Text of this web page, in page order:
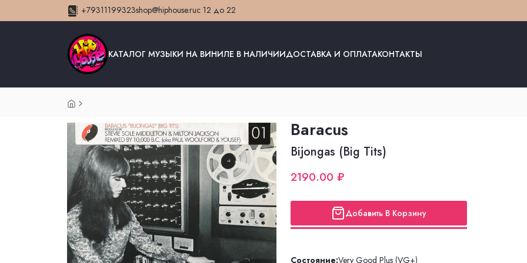
+79311199323shop@hiphouse.ruс 12 до 22
КАТАЛОГ МУЗЫКИ НА ВИНИЛЕ В НАЛИЧИИДОСТАВКА И ОПЛАТАКОНТАКТЫ
Baracus
Bijongas (Big Tits)
2190.00 ₽
Добавить В Корзину
Состояние:Very Good Plus (VG+)